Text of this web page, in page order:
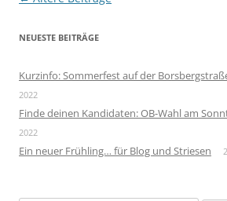
NEUESTE BEITRÄGE
Kurzinfo: Sommerfest auf der
2022
Finde deinen Kandidaten: OB-Wahl am
2022
Ein neuer Frühling… für Blog und Striesen